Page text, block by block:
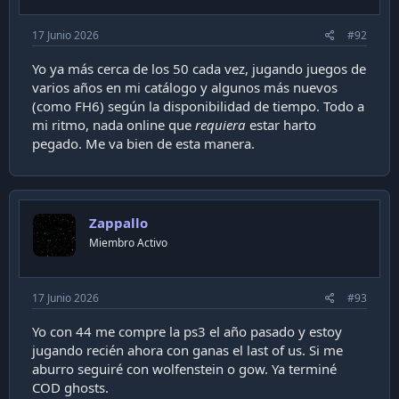
En paralelo, también, en la pandemia, buscando algo
que hacer en el encierro (aparte de jugar con mi hija
algun Mario Party o similar), tocando botones con el
control remoto en Neflix, apareció una serie-
documental llamada Drive To Survive . Siempre me
gustaron los autos, incluso los de calle (prueba de ello
es mi participación recurrente en ese foro). Pero
nunca realmente me interesó la Formula 1, o las
carreras, más allá de lo clandestinos que eran los
videojuegos y las carreras de calle.
17 Junio 2026 #92
Yo ya más cerca de los 50 cada vez, jugando juegos de
varios años en mi catálogo y algunos más nuevos
(como FH6) según la disponibilidad de tiempo. Todo a
mi ritmo, nada online que requiera estar harto
pegado. Me va bien de esta manera.
Zappallo
Miembro Activo
17 Junio 2026 #93
Yo con 44 me compre la ps3 el año pasado y estoy
jugando recién ahora con ganas el last of us. Si me
aburro seguiré con wolfenstein o gow. Ya terminé
COD ghosts.